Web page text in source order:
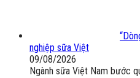
nghiệp sữa Việt
09/08/2026
Ngành sữa Việt Nam bước